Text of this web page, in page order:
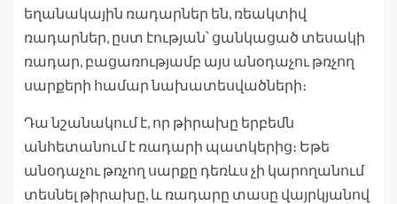
եղանակային ռադարներ են, ռեակտիվ
ռադարներ, ըստ էության՝ ցանկացած տեսակի
ռադար, բացառությամբ այս անօդաչու թռչող
սարքերի համար նախատեսվածների։
Դա նշանակում է, որ թիրախը երբեմն
անհետանում է ռադարի պատկերից։ Եթե
անօդաչու թռչող սարքը դեռևս չի կարողանում
տեսնել թիրախը, և ռադարը տասը վայրկյանով